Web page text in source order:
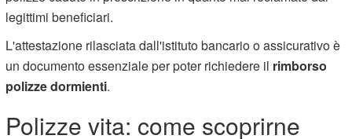
legittimi beneficiari.
L'attestazione rilasciata dall'istituto bancario o assicurativo è
un documento essenziale per poter richiedere il rimborso
polizze dormienti.
Polizze vita: come scoprirne